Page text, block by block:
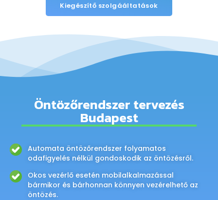
Kiegészítő szolgááltatások
Öntözőrendszer tervezés
Budapest
Automata öntözőrendszer folyamatos
odafigyelés nélkül gondoskodik az öntözésről.
Okos vezérlő esetén mobilalkalmazással
bármikor és bárhonnan könnyen vezérelhető az
öntözés.